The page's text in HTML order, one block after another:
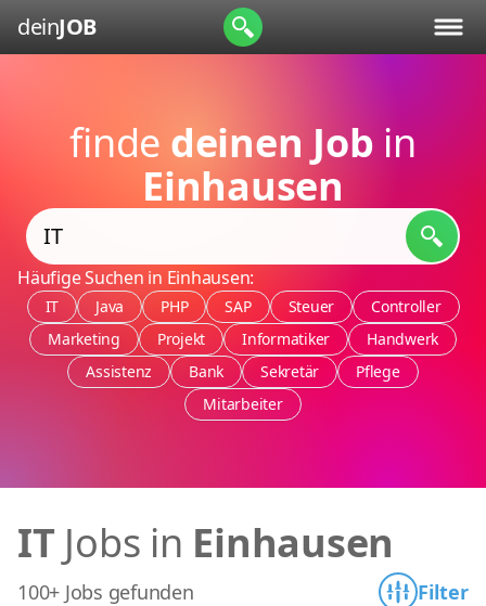
deinJOB
finde deinen Job in
Einhausen
Häufige Suchen in Einhausen:
IT Java PHP SAP Steuer
Controller
Marketing
Projekt Informatiker
Handwerk
Assistenz
Bank Sekretär
Pflege
Mitarbeiter
IT Jobs in Einhausen
100+ Jobs gefunden Filter